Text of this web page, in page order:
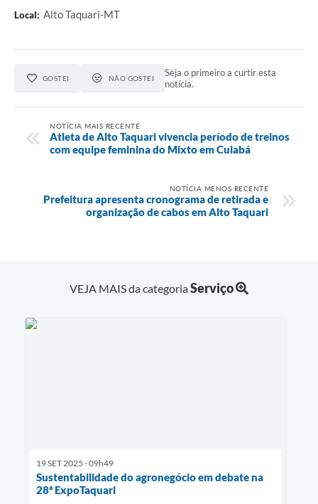
Local: Alto Taquari-MT
GOSTEI NÃO GOSTEI
Seja o primeiro a curtir esta
notícia.
NOTÍCIA MAIS RECENTE
Atleta de Alto Taquari vivencia período de treinos
com equipe feminina do Mixto em Cuiabá
NOTÍCIA MENOS RECENTE
Prefeitura apresenta cronograma de retirada e
organização de cabos em Alto Taquari
VEJA MAIS da categoriaServiço
19 SET 2025 - 09h49
Sustentabilidade do agronegócio em debate na
28ª ExpoTaquari